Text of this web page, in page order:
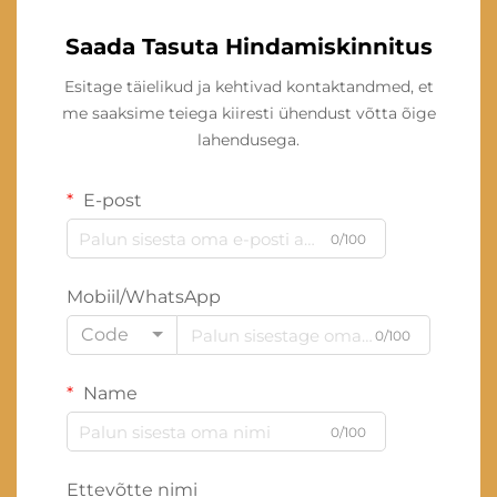
Saada Tasuta Hindamiskinnitus
Esitage täielikud ja kehtivad kontaktandmed, et
me saaksime teiega kiiresti ühendust võtta õige
lahendusega.
E-post
0/100
Mobiil/WhatsApp
Code
0/100
Name
0/100
Ettevõtte nimi